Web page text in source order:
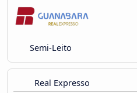
Semi-Leito
Real Expresso